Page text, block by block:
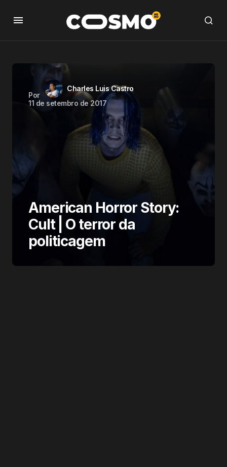
Por
Charles Luis Castro
11 de setembro de 2017
American Horror Story:
Cult | O terror da
politicagem